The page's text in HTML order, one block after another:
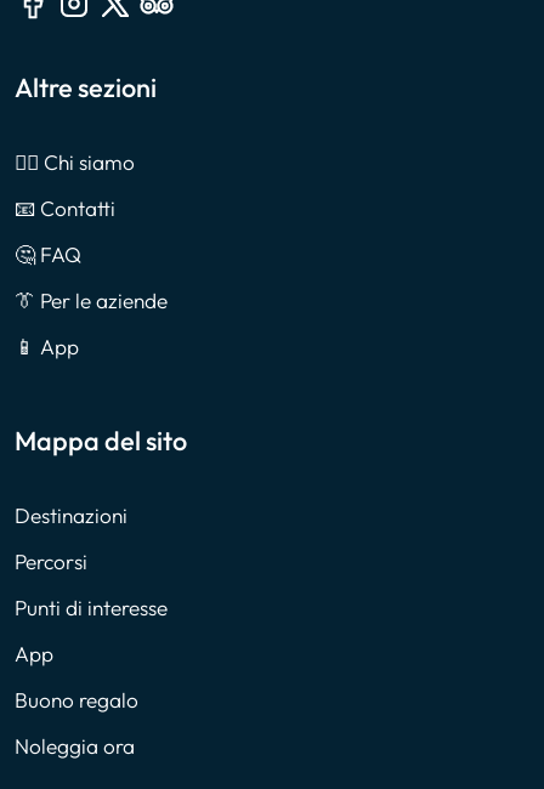
Altre sezioni
🙎‍♂️ Chi siamo
📧 Contatti
🤔 FAQ
👔 Per le aziende
📱 App
Mappa del sito
Destinazioni
Percorsi
Punti di interesse
App
Buono regalo
Noleggia ora